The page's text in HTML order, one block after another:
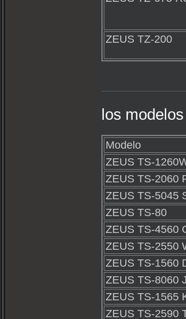
ZEUS TZ-200
los
Modelo
ZEUS TS-
ZEUS TS-2060
ZEUS TS-5045
ZEUS TS-80
ZEUS TS-4560
ZEUS TS-2550
ZEUS TS-1560
ZEUS TS-8060
ZEUS TS-1565
ZEUS TS-2590